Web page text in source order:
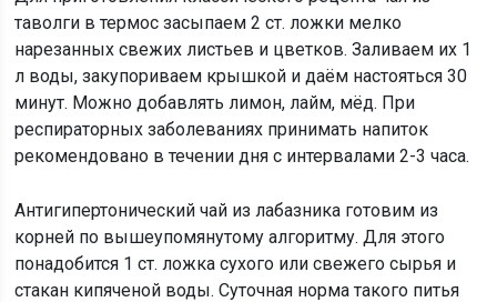
таволги в термос засыпаем 2 ст. ложки мелко
нарезанных свежих листьев и цветков. Заливаем их 1
л воды, закупориваем крышкой и даём настояться 30
минут. Можно добавлять лимон, лайм, мёд. При
респираторных заболеваниях принимать напиток
рекомендовано в течении дня с интервалами 2-3 часа.
Антигипертонический чай из лабазника готовим из
корней по вышеупомянутому алгоритму. Для этого
понадобится 1 ст. ложка сухого или свежего сырья и
стакан кипяченой воды. Суточная норма такого питья